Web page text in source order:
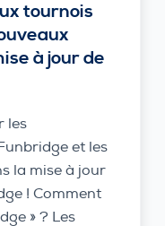
tournois
à jour de
les
et les
la mise à jour
! Comment
» ? Les